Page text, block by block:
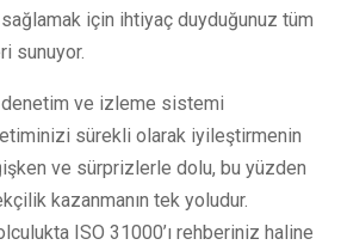
için ihtiyaç duyduğunuz tüm
sunuyor.
ve izleme sistemi
sürekli olarak iyileştirmenin
ve sürprizlerle dolu, bu yüzden
kazanmanın tek yoludur.
ISO 31000’ı rehberiniz haline